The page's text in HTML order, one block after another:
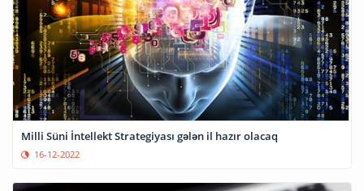
Milli Süni İntellekt Strategiyası gələn il hazır olacaq
16-12-2022